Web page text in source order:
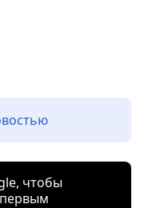
чтобы